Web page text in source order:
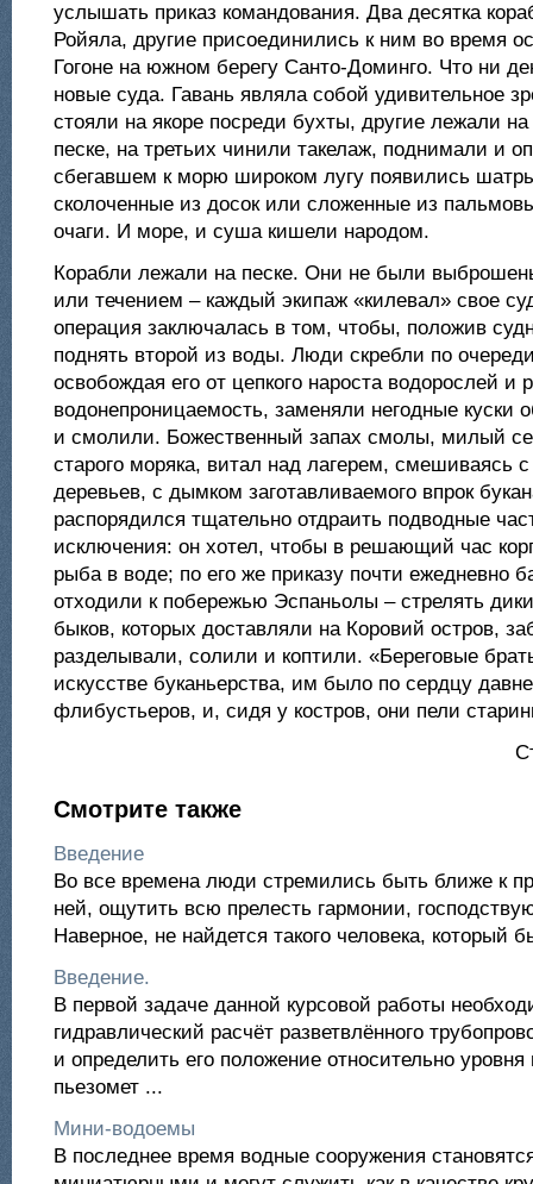
услышать приказ командования. Два десятка
Ройяла, другие присоединились к ним во время
Гогоне на южном берегу Санто-Доминго. Что ни
новые суда. Гавань являла собой удивительное
стояли на якоре посреди бухты, другие лежали
песке, на третьих чинили такелаж, поднимали и
сбегавшем к морю широком лугу появились
сколоченные из досок или сложенные из
очаги. И море, и суша кишели народом.
Корабли лежали на песке. Они не были
или течением – каждый экипаж «килевал» свое
операция заключалась в том, чтобы, положив
поднять второй из воды. Люди скребли по
освобождая его от цепкого нароста водорослей и
водонепроницаемость, заменяли негодные куски
и смолили. Божественный запах смолы, милый
старого моряка, витал над лагерем, смешиваясь
деревьев, с дымком заготавливаемого впрок
распорядился тщательно отдраить подводные
исключения: он хотел, чтобы в решающий час
рыба в воде; по его же приказу почти ежедневно
отходили к побережью Эспаньолы – стрелять
быков, которых доставляли на Коровий остров,
разделывали, солили и коптили. «Береговые
искусстве буканьерства, им было по сердцу
флибустьеров, и, сидя у костров, они пели
Смотрите также
Введение
Во все времена люди стремились быть ближе к
ней, ощутить всю прелесть гармонии,
Наверное, не найдется такого человека, который
Введение.
В первой задаче данной курсовой работы
гидравлический расчёт разветвлённого
и определить его положение относительно
пьезомет ...
Мини-водоемы
В последнее время водные сооружения